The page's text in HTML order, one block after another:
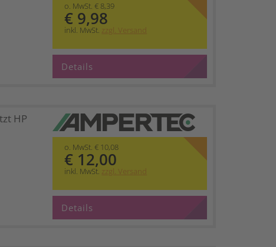
o. MwSt. € 8,39
€ 9,98
inkl. MwSt. zzgl. Versand
Details
HP
o. MwSt. € 10,08
€ 12,00
inkl. MwSt. zzgl. Versand
Details